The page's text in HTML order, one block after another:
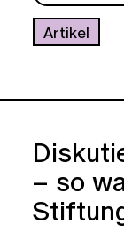
Artikel
– so